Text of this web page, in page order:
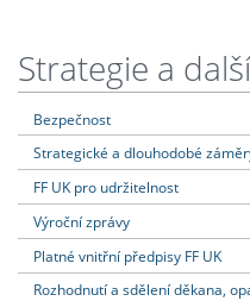
Strategie a
Bezpečnost
Strategické a dlouhodobé
FF UK pro udržitelnost
Výroční zprávy
Platné vnitřní předpisy FF UK
Rozhodnutí a sdělení děkana,